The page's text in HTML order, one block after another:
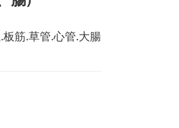
筋.草管.心管.大腸